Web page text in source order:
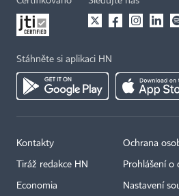
Stáhněte si aplikaci HN
Kontakty
Tiráž redakce HN
Economia
Ochrana
Prohlášení o
Nastavení